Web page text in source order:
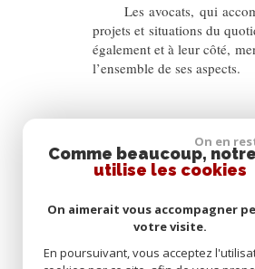
Les avocats, qui
projets et situations du
également et à leur côté,
l’ensemble de ses aspects.
transaction@hl-
14 rue Falguière,75015
On en
Comme beaucoup,
utilise les cookies
On aimerait vous accompagner
votre visite.
En poursuivant, vous acceptez